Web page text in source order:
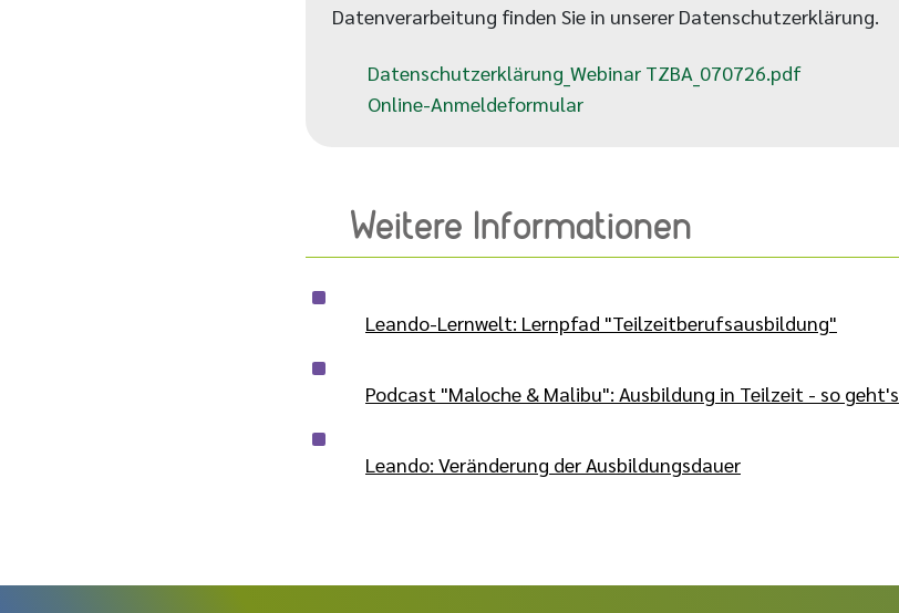
Datenverarbeitung finden Sie in unserer Datenschutzerklärung.
Datenschutzerklärung_Webinar TZBA_070726.pdf
Online-Anmeldeformular
Weitere Informationen
Leando-Lernwelt: Lernpfad "Teilzeitberufsausbildung"
Podcast "Maloche & Malibu": Ausbildung in Teilzeit - so geht's
Leando: Veränderung der Ausbildungsdauer